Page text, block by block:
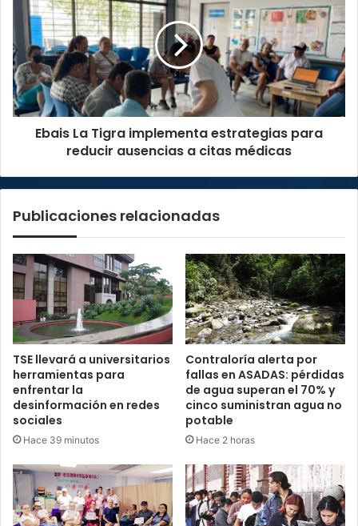
Tigra
implementa
estrategias
para
reducir
ausencias
a
Ebais La Tigra implementa estrategias para
reducir ausencias a citas médicas
Publicaciones relacionadas
TSE llevará a universitarios
herramientas para
enfrentar la
desinformación en redes
sociales
Hace 39 minutos
Contraloría alerta por
fallas en ASADAS: pérdidas
de agua superan el 70% y
cinco suministran agua no
potable
Hace 2 horas